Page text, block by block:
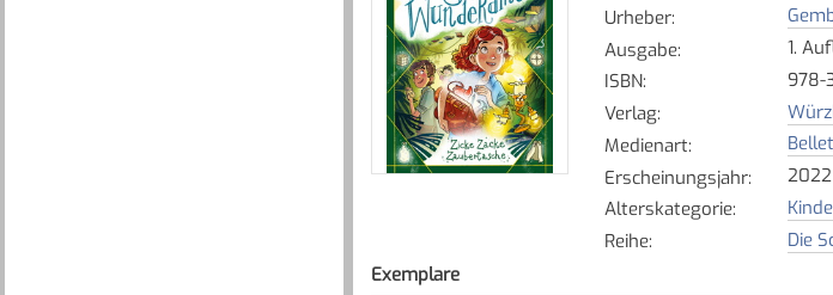
Urheber:
Ausgabe:
1.
ISBN:
978-
Verlag:
Medienart:
Erscheinungsjahr:
2022
Alterskategorie:
Reihe: Die
Exemplare